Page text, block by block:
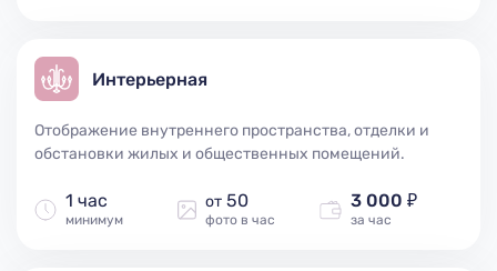
Интерьерная
Отображение внутреннего пространства, отделки и
обстановки жилых и общественных помещений.
1 час
минимум
от50
фото в час
3 000 ₽
за час